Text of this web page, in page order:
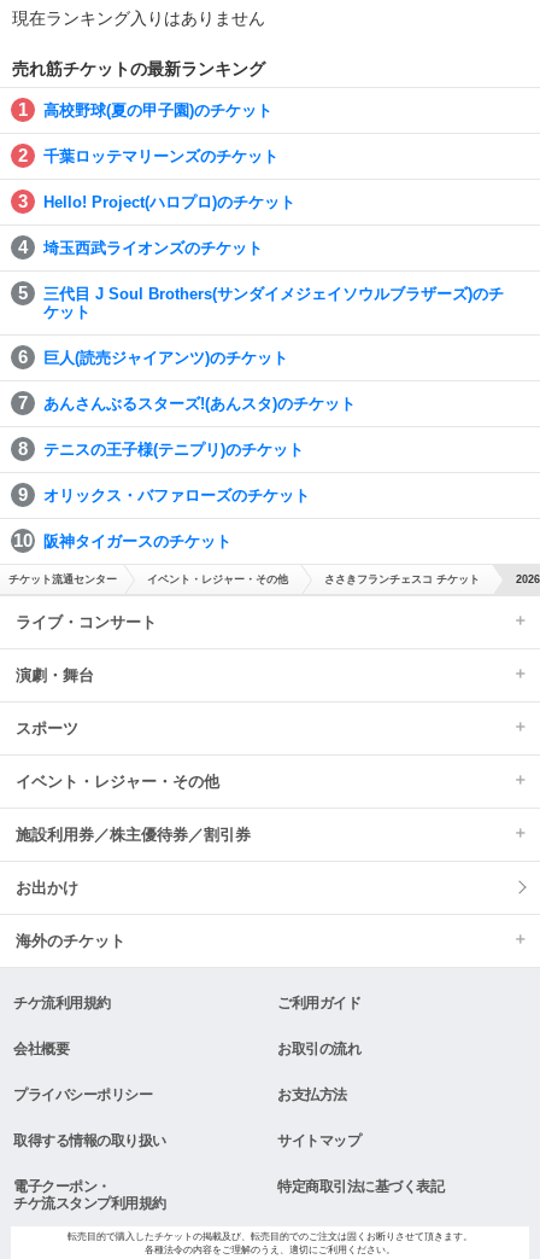
現在ランキング入りはありません
売れ筋チケットの最新ランキング
高校野球(夏の甲子園)のチケット
千葉ロッテマリーンズのチケット
Hello! Project(ハロプロ)のチケット
埼玉西武ライオンズのチケット
三代目 J Soul Brothers(サンダイメジェイソウルブラザーズ)のチ
ケット
巨人(読売ジャイアンツ)のチケット
あんさんぶるスターズ!(あんスタ)のチケット
テニスの王子様(テニプリ)のチケット
オリックス・バファローズのチケット
阪神タイガースのチケット
チケット流通センター イベント・レジャー・その他 ささきフランチェスコ チケット
ライブ・コンサート
演劇・舞台
スポーツ
イベント・レジャー・その他
施設利用券／株主優待券／割引券
お出かけ
海外のチケット
チケ流利用規約 ご利用ガイド
会社概要 お取引の流れ
プライバシーポリシー お支払方法
取得する情報の取り扱い サイトマップ
電子クーポン・
チケ流スタンプ利用規約
特定商取引法に基づく表記
転売目的で購入したチケットの掲載及び、転売目的でのご注文は固くお断りさせて頂きます。
各種法令の内容をご理解のうえ、適切にご利用ください。